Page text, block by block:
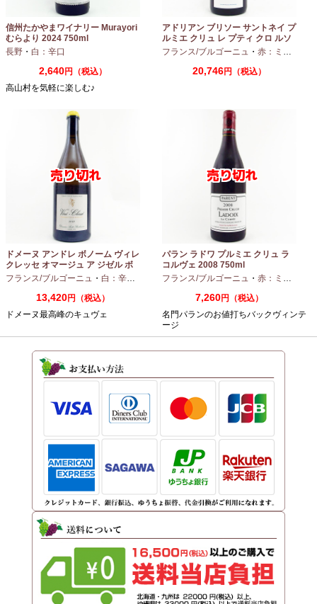
信州たかやまワイナリー Murayori
むらより 2024 750ml
長野 ・ 白：辛口
2,640円（税込）
高山村を気軽に楽しむ♪
アドリアン ブリソー サントネイ プ
ルミエ クリュ レ プティ クロ ルソ
ー 2024 750ml
フランス/ブルゴーニュ ・ 赤：ミディアムボディ
20,746円（税込）
ドメーヌ アンドレ ボノーム ヴィレ
クレッセ オマージュ ア ジゼル ボ
ノーム 2023 750ml
フランス/ブルゴーニュ ・ 白：辛口 シャルドネ
13,420円（税込）
ドメーヌ最高峰のキュヴェ
パラン ラドワ プルミエ クリュ ラ
コルヴェ 2008 750ml
フランス/ブルゴーニュ ・ 赤：ミディアムボディ
7,260円（税込）
名門パランのお値打ちバックヴィンテ
ージ